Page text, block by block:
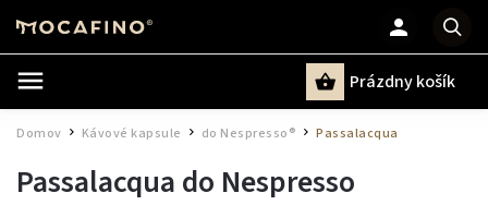
Prázdny košík
Domov Kávové kapsule do Nespresso® / Passalacqua
Passalacqua do Nespresso